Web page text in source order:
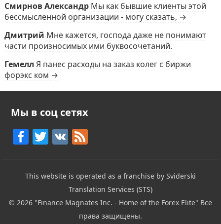
Смирнов Александр Мы как бывшие клиенты этой
бессмысленной организации - могу сказать, →
Дмитрий Мне кажется, господа даже не понимают
части произносимых ими буквосочетаний.
Гемелл Я панес расходы на заказ колег с биржи
форэкс ком →
Мы в соц сетях
F
c
e
b
T
itt
er
V F
e
d
This website is operated as a franchise by Sviderski
Translation Services (STS)
© 2026 "Finance Magnates Inc. - Home of the Forex Elite" Все
права защищены.